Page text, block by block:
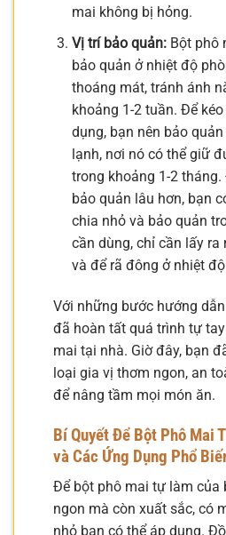
mai không bị hỏng.
Vị trí bảo quản:Bột phô
bảo quản ở nhiệt độ
thoáng mát, tránh ánh
khoảng 1-2 tuần. Để
dụng, bạn nên bảo
lạnh, nơi nó có thể giữ
trong khoảng 1-2
bảo quản lâu hơn, bạn
chia nhỏ và bảo quản
cần dùng, chỉ cần lấy
và để rã đông ở nhiệt
Với những bước hướng
đã hoàn tất quá trình tự
mai tại nhà. Giờ đây, bạn
loại gia vị thơm ngon, an
để nâng tầm mọi món ăn.
Bí Quyết Để Bột Phô Mai
và Các Ứng Dụng Phổ
Để bột phô mai tự làm của
ngon mà còn xuất sắc, có
nhỏ bạn có thể áp dụng.